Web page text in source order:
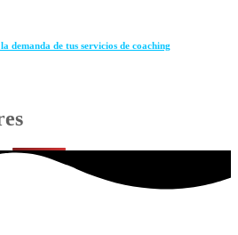
demanda de tus servicios de coaching